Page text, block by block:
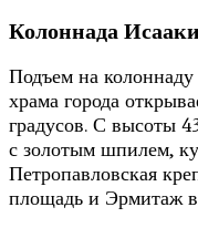
Колоннада
Подъем на
храма города
градусов. С высоты
с золотым шпилем,
Петропавловская
площадь и Эрмитаж